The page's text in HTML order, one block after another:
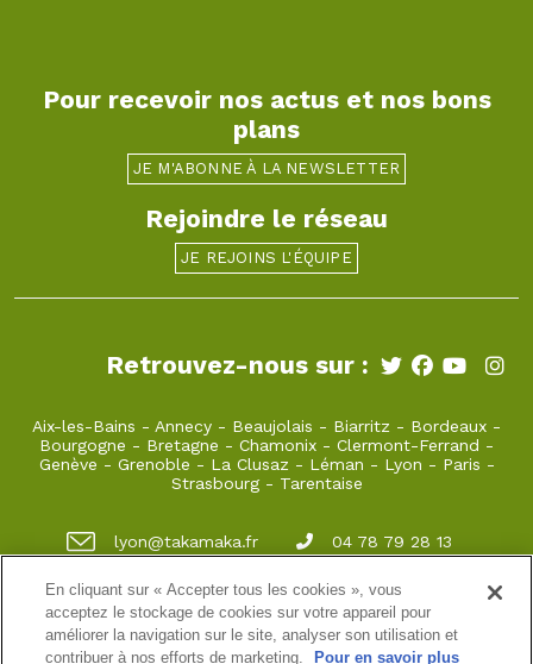
Pour recevoir nos actus et nos bons
plans
JE M'ABONNE À LA NEWSLETTER
Rejoindre le réseau
JE REJOINS L'ÉQUIPE
Retrouvez-nous sur :
Aix-les-Bains - Annecy - Beaujolais - Biarritz - Bordeaux -
Bourgogne - Bretagne - Chamonix - Clermont-Ferrand -
Genève - Grenoble - La Clusaz - Léman - Lyon - Paris -
Strasbourg- Tarentaise
lyon@takamaka.fr 04 78 79 28 13
Vieux Lyon 22 rue juiverie 69005 Lyon
En cliquant sur « Accepter tous les cookies », vous
acceptez le stockage de cookies sur votre appareil pour
améliorer la navigation sur le site, analyser son utilisation et
contribuer à nos efforts de marketing.
Pour en savoir plus